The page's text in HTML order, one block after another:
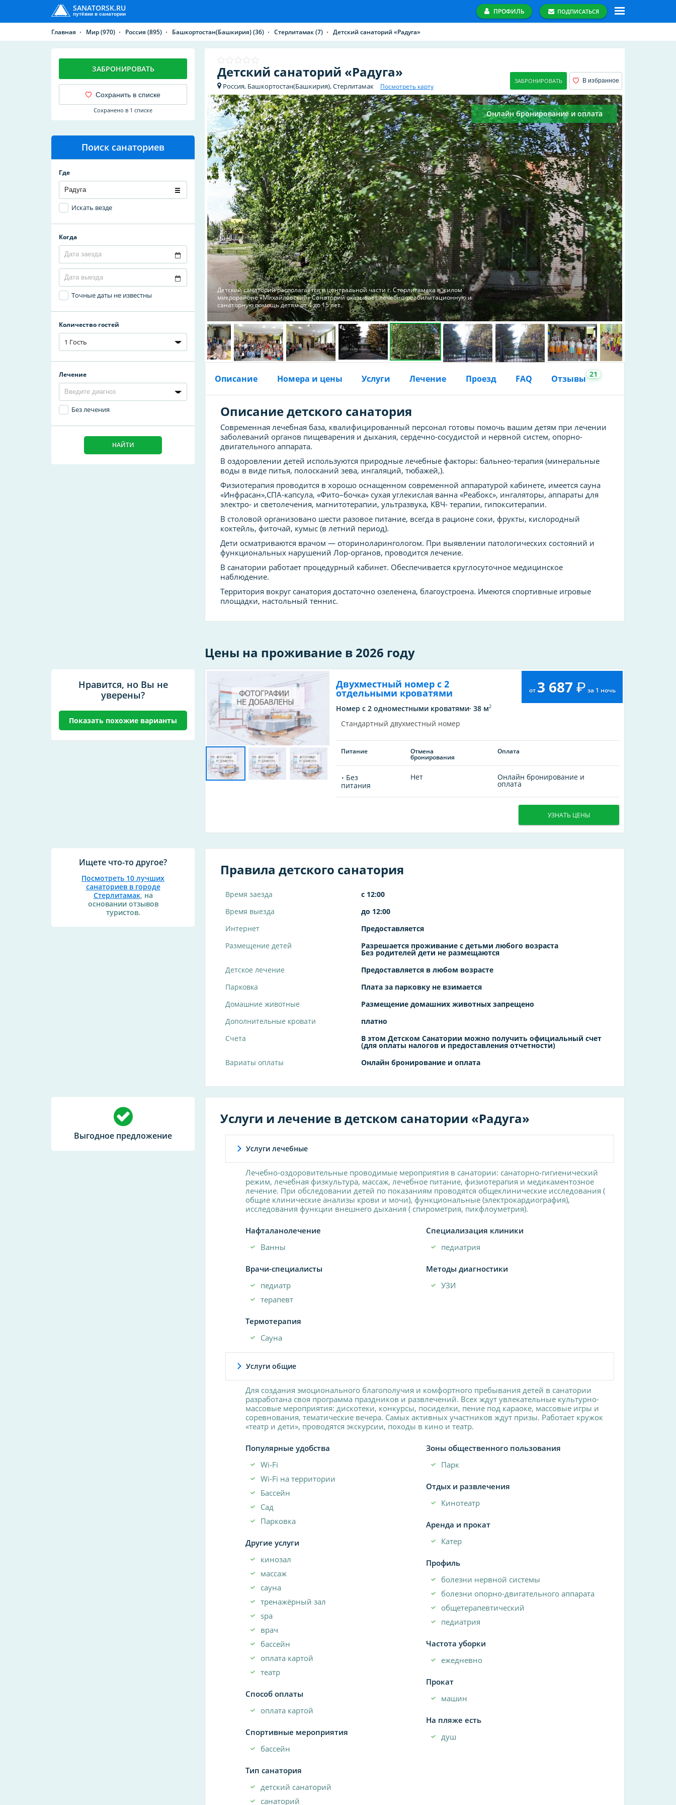
SANATORSK.RU
путёвки в санатории ПРОФИЛЬ ПОДПИСАТЬСЯ
Главная Мир(970) Россия (895) Башкортостан(Башкирия)(36) Стерлитамак(7) Детский санаторий «Радуга»
ЗАБРОНИРОВАТЬ
Сохранить в списке
Сохранено в 1 списке
Поиск санаториев
Где
Искать везде
Когда
Точные даты не известны
Количество гостей
1 Гость
Лечение
Без лечения
НАЙТИ
Детский санаторий «Радуга»
Россия, Башкортостан(Башкирия), Стерлитамак Посмотреть карту
ЗАБРОНИРОВАТЬ В избранное
Онлайн бронирование и оплата
Детский санаторий располагается в центральной части г. Стерлитамака в жилом
микрорайоне «Михайловский» Санаторий оказывает лечебно-реабилитационную и
санаторную помощь детям от 4 до 15 лет.
Описание Номера и цены Услуги Лечение Проезд FAQ Отзывы 21
Описание детского санатория
Современная лечебная база, квалифицированный персонал готовы помочь вашим детям при лечении
заболеваний органов пищеварения и дыхания, сердечно-сосудистой и нервной систем, опорно-
двигательного аппарата.
В оздоровлении детей используются природные лечебные факторы: бальнео-терапия (минеральные
воды в виде питья, полосканий зева, ингаляций, тюбажей,).
Физиотерапия проводится в хорошо оснащенном современной аппаратурой кабинете, имеется сауна
«Инфрасан»,СПА-капсула, «Фито–бочка» сухая углекислая ванна «Реабокс», ингаляторы, аппараты для
электро- и светолечения, магнитотерапии, ультразвука, КВЧ- терапии, гипокситерапии.
В столовой организовано шести разовое питание, всегда в рационе соки, фрукты, кислородный
коктейль, фиточай, кумыс (в летний период).
Дети осматриваются врачом — оториноларингологом. При выявлении патологических состояний и
функциональных нарушений Лор-органов, проводится лечение.
В санатории работает процедурный кабинет. Обеспечивается круглосуточное медицинское
наблюдение.
Территория вокруг санатория достаточно озеленена, благоустроена. Имеются спортивные игровые
площадки, настольный теннис.
Нравится, но Вы не
уверены?
Показать похожие варианты
Цены на проживание в 2026 году
от 3 687 за 1 ночь
Двухместный номер с 2
отдельными кроватями
Номер с 2 одноместными кроватями· 38 м2
Стандартный двухместный номер
Питание Отмена
бронирования
Оплата
Без
питания
Нет Онлайн бронирование и
оплата
УЗНАТЬ ЦЕНЫ
Ищете что-то другое?
Посмотреть 10 лучших
санаториев в городе
Стерлитамак, на
основании отзывов
туристов.
Правила детского санатория
Время заезда
с 12:00
Время выезда
до 12:00
Интернет
Предоставляется
Размещение детей
Разрешается проживание с детьми любого возраста
Без родителей дети не размещаются
Детское лечение
Предоставляется в любом возрасте
Парковка
Плата за парковку не взимается
Домашние животные
Размещение домашних животных запрещено
Дополнительные кровати
платно
Счета
В этом Детском Санатории можно получить официальный счет
(для оплаты налогов и предоставления отчетности)
Вариаты оплаты
Онлайн бронирование и оплата
Выгодное предложение
Услуги и лечение в детском санатории «Радуга»
Услуги лечебные
Лечебно-оздоровительные проводимые мероприятия в санатории: санаторно-гигиенический
режим, лечебная физкультура, массаж, лечебное питание, физиотерапия и медикаментозное
лечение. При обследовании детей по показаниям проводятся общеклинические исследования (
общие клинические анализы крови и мочи), функциональные (электрокардиография),
исследования функции внешнего дыхания ( спирометрия, пикфлоуметрия).
Нафталанолечение
Ванны
Врачи-специалисты
педиатр
терапевт
Термотерапия
Сауна
Специализация клиники
педиатрия
Методы диагностики
УЗИ
Услуги общие
Для создания эмоционального благополучия и комфортного пребывания детей в санатории
разработана своя программа праздников и развлечений. Всех ждут увлекательные культурно-
массовые мероприятия: дискотеки, конкурсы, посиделки, пение под караоке, массовые игры и
соревнования, тематические вечера. Самых активных участников ждут призы. Работает кружок
«театр и дети», проводятся экскурсии, походы в кино и театр.
Популярные удобства
Wi-Fi
Wi-Fi на территории
Бассейн
Сад
Парковка
Другие услуги
кинозал
массаж
сауна
тренажёрный зал
spa
врач
бассейн
оплата картой
театр
Способ оплаты
оплата картой
Спортивные мероприятия
бассейн
Тип санатория
детский санаторий
санаторий
Зоны общественного пользования
Парк
Отдых и развлечения
Кинотеатр
Аренда и прокат
Катер
Профиль
болезни нервной системы
болезни опорно-двигательного аппарата
общетерапевтический
педиатрия
Частота уборки
ежедневно
Прокат
машин
На пляже есть
душ